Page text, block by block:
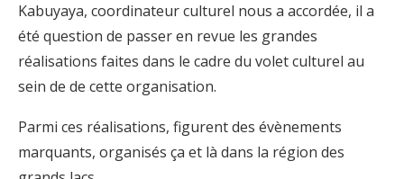
Kabuyaya, coordinateur culturel nous a accordée, il a
été question de passer en revue les grandes
réalisations faites dans le cadre du volet culturel au
sein de de cette organisation.
Parmi ces réalisations, figurent des évènements
marquants, organisés ça et là dans la région des